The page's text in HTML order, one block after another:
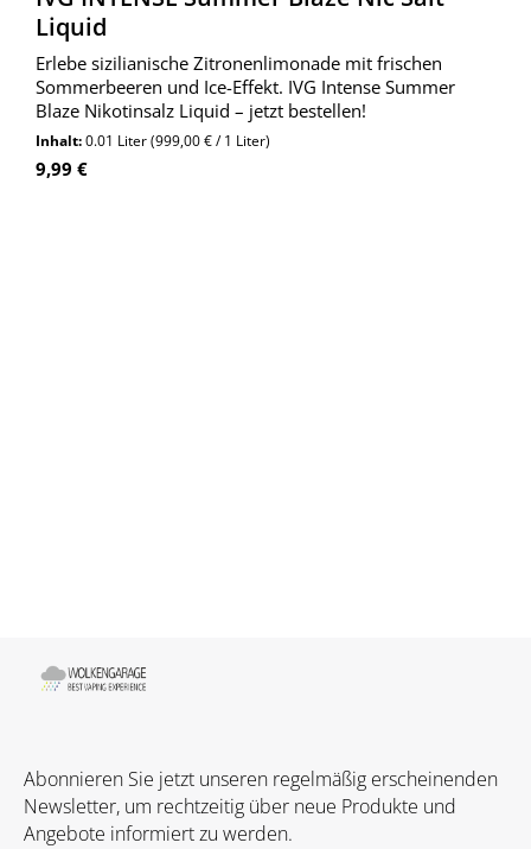
Liquid
Erlebe sizilianische Zitronenlimonade mit frischen
Sommerbeeren und Ice-Effekt. IVG Intense Summer
Blaze Nikotinsalz Liquid – jetzt bestellen!
Inhalt:0.01 Liter(999,00 € / 1 Liter)
Regulärer Preis:
9,99 €
Abonnieren Sie jetzt unseren regelmäßig erscheinenden
Newsletter, um rechtzeitig über neue Produkte und
Angebote informiert zu werden.